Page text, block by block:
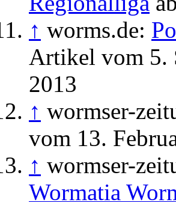
↑ worms.de:
Artikel vom 5.
2013
↑ wormser-
vom 13.
↑ wormser-
Wormatia